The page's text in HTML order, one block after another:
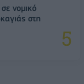
νομικό
στη